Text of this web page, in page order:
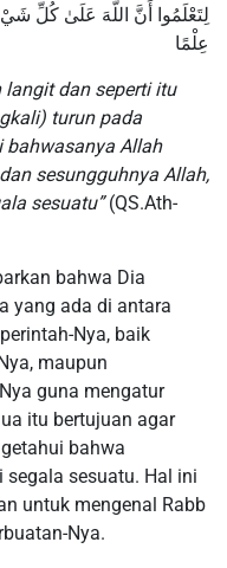
لِتَعْلَمُوا أَنَّ اللَّهَ عَلَىٰ كُلِّ
عِلْمًا
langit dan seperti itu
turun pada
bahwasanya Allah
sesungguhnya Allah,
sesuatu”(QS.Ath-
bahwa Dia
yang ada di antara
Nya, baik
maupun
guna mengatur
itu bertujuan agar
bahwa
sesuatu. Hal ini
untuk mengenal Rabb
Nya.